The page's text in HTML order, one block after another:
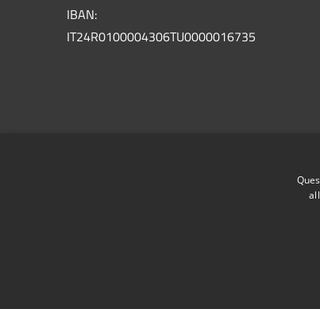
IBAN:
IT24R0100004306TU0000016735